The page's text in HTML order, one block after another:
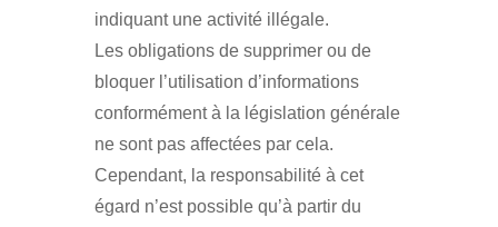
indiquant une activité illégale.
Les obligations de supprimer ou de
bloquer l’utilisation d’informations
conformément à la législation générale
ne sont pas affectées par cela.
Cependant, la responsabilité à cet
égard n’est possible qu’à partir du